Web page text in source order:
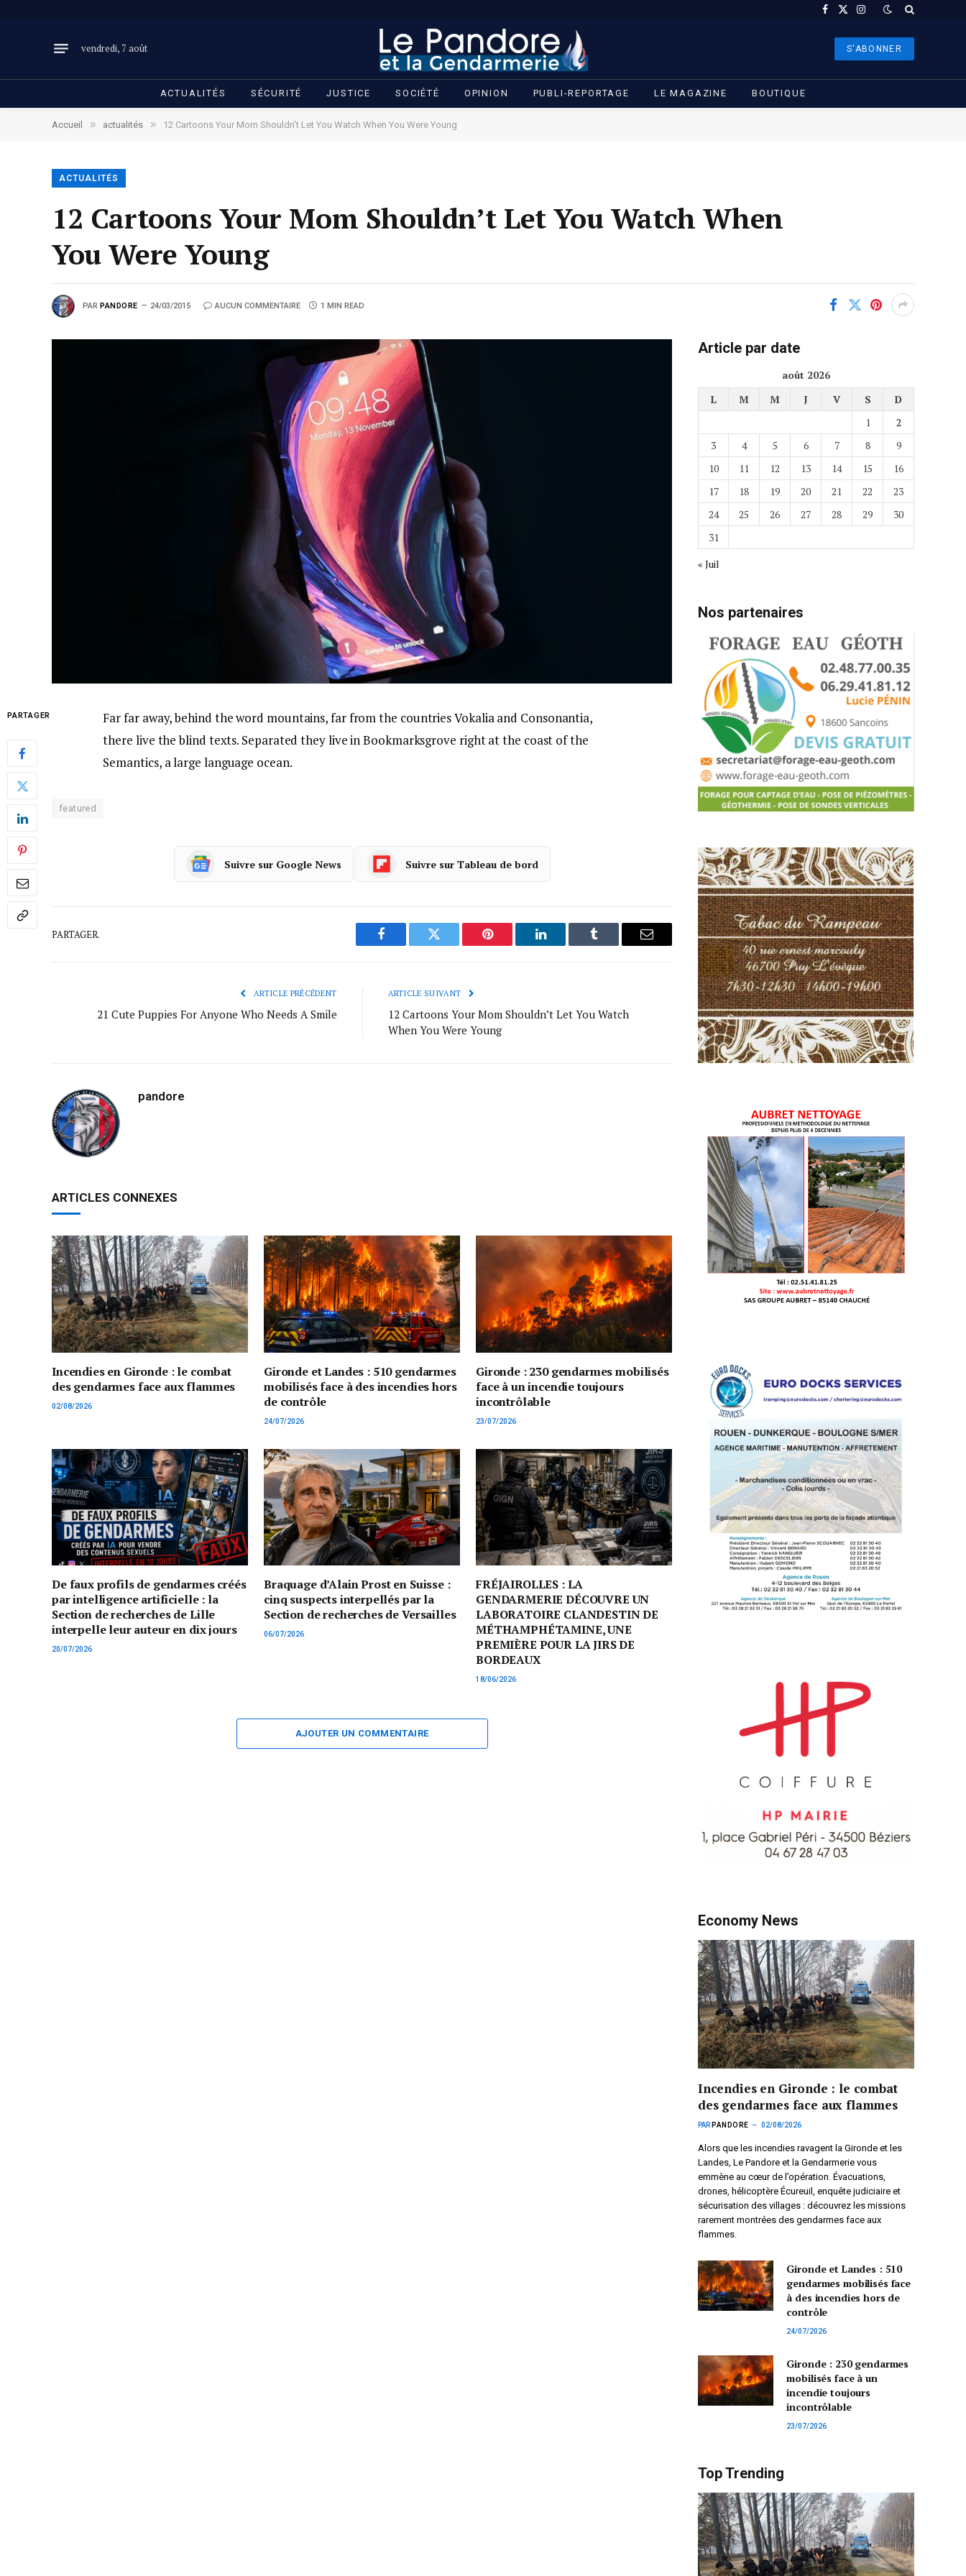
Facebook
X
Instagram
vendredi, 7 août S'ABONNER
ACTUALITÉS SÉCURITÉ JUSTICE SOCIÉTÉ OPINION PUBLI-REPORTAGE LE MAGAZINE BOUTIQUE
Accueil » actualités » 12 Cartoons Your Mom Shouldn’t Let You Watch When You Were Young
ACTUALITÉS
12 Cartoons Your Mom Shouldn’t Let You Watch When
You Were Young
PAR PANDORE 24/03/2015 AUCUN COMMENTAIRE 1 MIN READ
PARTAGER
Far far away, behind the word mountains, far from the countries Vokalia and Consonantia,
there live the blind texts. Separated they live in Bookmarksgrove right at the coast of the
Semantics, a large language ocean.
featured
Suivre sur Google News Suivre sur Tableau de bord
PARTAGER.
Facebook Twitter Pinterest LinkedIn Tumblr Courriel
ARTICLE PRÉCÉDENT
21 Cute Puppies For Anyone Who Needs A Smile
ARTICLE SUIVANT
12 Cartoons Your Mom Shouldn’t Let You Watch
When You Were Young
pandore
ARTICLES CONNEXES
Incendies en Gironde : le combat
des gendarmes face aux flammes
02/08/2026
Gironde et Landes : 510 gendarmes
mobilisés face à des incendies hors
de contrôle
24/07/2026
Gironde : 230 gendarmes mobilisés
face à un incendie toujours
incontrôlable
23/07/2026
De faux profils de gendarmes créés
par intelligence artificielle : la
Section de recherches de Lille
interpelle leur auteur en dix jours
20/07/2026
Braquage d’Alain Prost en Suisse :
cinq suspects interpellés par la
Section de recherches de Versailles
06/07/2026
FRÉJAIROLLES : LA
GENDARMERIE DÉCOUVRE UN
LABORATOIRE CLANDESTIN DE
MÉTHAMPHÉTAMINE, UNE
PREMIÈRE POUR LA JIRS DE
BORDEAUX
18/06/2026
AJOUTER UN COMMENTAIRE
Article par date
août 2026
L
M M J V S
D
1
2
3
4 5 6 7 8
9
10
11 12 13 14 15
16
17
18 19 20 21 22
23
24
25 26 27 28 29
30
31
« Juil
Nos partenaires
Economy News
Incendies en Gironde : le combat
des gendarmes face aux flammes
PAR PANDORE 02/08/2026
Alors que les incendies ravagent la Gironde et les
Landes, Le Pandore et la Gendarmerie vous
emmène au cœur de l’opération. Évacuations,
drones, hélicoptère Écureuil, enquête judiciaire et
sécurisation des villages : découvrez les missions
rarement montrées des gendarmes face aux
flammes.
Gironde et Landes : 510
gendarmes mobilisés face
à des incendies hors de
contrôle
24/07/2026
Gironde : 230 gendarmes
mobilisés face à un
incendie toujours
incontrôlable
23/07/2026
Top Trending